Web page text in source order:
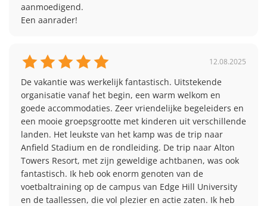
Alternatieve programma's in Ellesmere
programma's aangeboden: het klassieke
bijvoorbeeld met een broer(tje), zus(je) of je vrienden?
Dan is er voor ieder wat wils!
Lees meer en boek de Ellesmere programma's via de
volgende advertenties:
Engelse Hockey- en Taalreis Ellesmere
Actieve Taalreis Engels Ellesmere
€1540
aanmoedigend.
Een aanrader!
12.08.2025
De vakantie was werkelijk fantastisch. Uitstekende
organisatie vanaf het begin, een warm welkom en
goede accommodaties. Zeer vriendelijke begeleiders en
een mooie groepsgrootte met kinderen uit verschillende
landen. Het leukste van het kamp was de trip naar
Anfield Stadium en de rondleiding. De trip naar Alton
Towers Resort, met zijn geweldige achtbanen, was ook
fantastisch. Ik heb ook enorm genoten van de
voetbaltraining op de campus van Edge Hill University
en de taallessen, die vol plezier en actie zaten. Ik heb